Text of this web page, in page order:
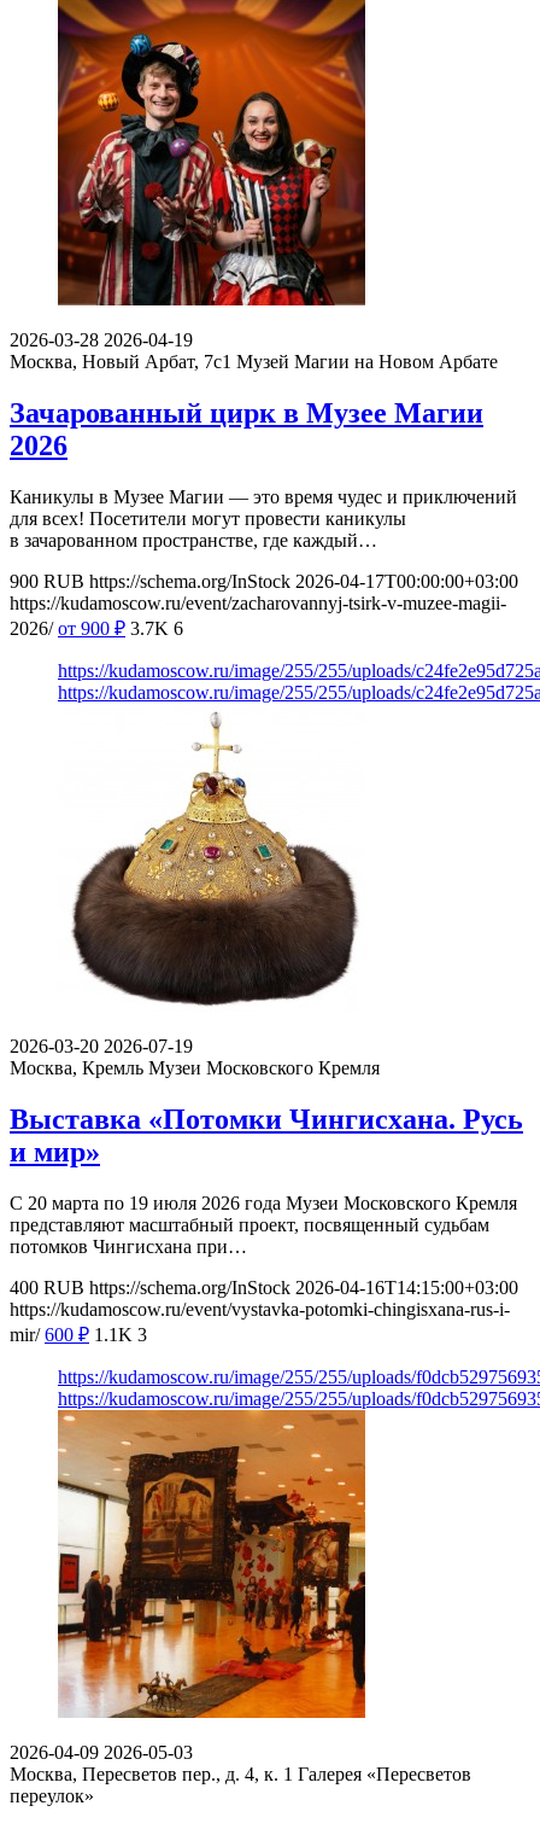
2026-03-28 2026-04-19
Москва, Новый Арбат, 7с1 Музей Магии на Новом Арбате
Зачарованный цирк в Музее Магии
2026
Каникулы в Музее Магии — это время чудес и приключений
для всех! Посетители могут провести каникулы
в зачарованном пространстве, где каждый…
900 RUB https://schema.org/InStock 2026-04-17T00:00:00+03:00
https://kudamoscow.ru/event/zacharovannyj-tsirk-v-muzee-magii-
2026/ от 900 ₽ 3.7K 6
https://kudamoscow.ru/image/255/255/uploads/
https://kudamoscow.ru/image/255/255/uploads/
2026-03-20 2026-07-19
Москва, Кремль Музеи Московского Кремля
Выставка «Потомки Чингисхана. Русь
и мир»
С 20 марта по 19 июля 2026 года Музеи Московского Кремля
представляют масштабный проект, посвященный судьбам
потомков Чингисхана при…
400 RUB https://schema.org/InStock 2026-04-16T14:15:00+03:00
https://kudamoscow.ru/event/vystavka-potomki-chingisxana-rus-i-
mir/ 600 ₽ 1.1K 3
https://kudamoscow.ru/image/255/255/uploads/
https://kudamoscow.ru/image/255/255/uploads/
2026-04-09 2026-05-03
Москва, Пересветов пер., д. 4, к. 1 Галерея «Пересветов
переулок»